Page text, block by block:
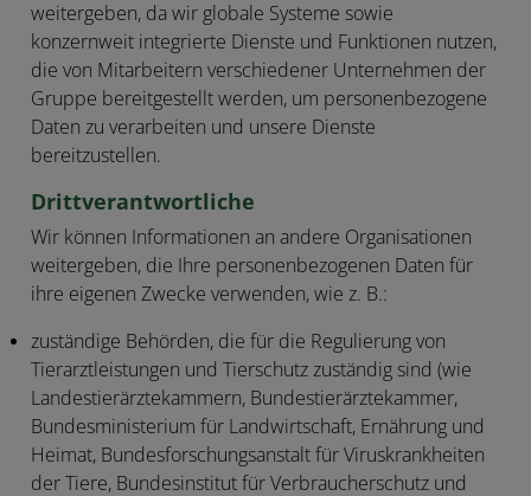
weitergeben, da wir globale Systeme sowie
konzernweit integrierte Dienste und Funktionen nutzen,
die von Mitarbeitern verschiedener Unternehmen der
Gruppe bereitgestellt werden, um personenbezogene
Daten zu verarbeiten und unsere Dienste
bereitzustellen.
Drittverantwortliche
Wir können Informationen an andere Organisationen
weitergeben, die Ihre personenbezogenen Daten für
ihre eigenen Zwecke verwenden, wie z. B.:
zuständige Behörden, die für die Regulierung von
Tierarztleistungen und Tierschutz zuständig sind (wie
Landestierärztekammern, Bundestierärztekammer,
Bundesministerium für Landwirtschaft, Ernährung und
Heimat, Bundesforschungsanstalt für Viruskrankheiten
der Tiere, Bundesinstitut für Verbraucherschutz und